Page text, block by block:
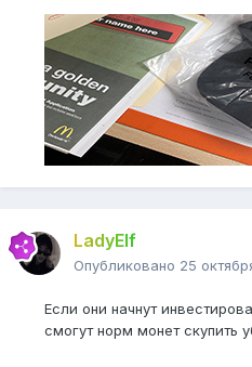
LadyElf
Опубликовано 25
Если они начнут
смогут норм монет скупить